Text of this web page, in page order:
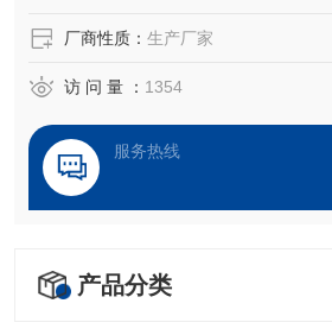
厂商性质： 生产厂家
访 问 量 ： 1354
服务热线
产品分类